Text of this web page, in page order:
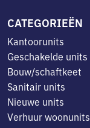
CATEGORIEËN
Kantoorunits
Geschakelde units
Bouw/schaftkeet
Sanitair units
Nieuwe units
Verhuur woonunits